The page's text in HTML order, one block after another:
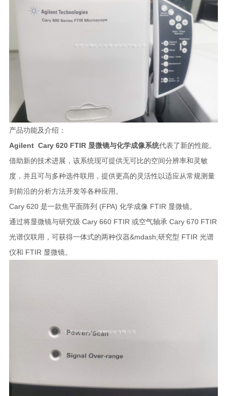
产品功能及介绍：
Agilent Cary 620 FTIR 显微镜与化学成像系统代表了新的性能。
借助新的技术进展，该系统现可提供无可比的空间分辨率和灵敏
度，并且可与多种选件联用，提供更高的灵活性以适应从常规测量
到前沿的分析方法开发等各种应用。
Cary 620 是一款焦平面阵列 (FPA) 化学成像 FTIR 显微镜。
通过将显微镜与研究级 Cary 660 FTIR 或空气轴承 Cary 670 FTIR
光谱仪联用，可获得一体式的两种仪器&mdash;研究型 FTIR 光谱
仪和 FTIR 显微镜。